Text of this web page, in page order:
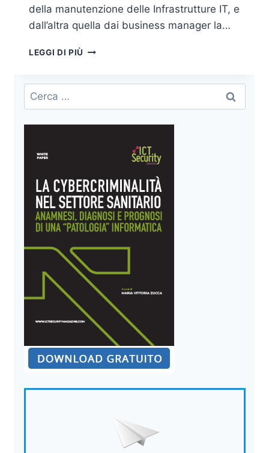
della manutenzione delle Infrastrutture IT, e
dall’altra quella dai business manager la…
LEGGI DI PIÙ BUSINESS
NUOVA
DEL
MONITORAGGIO
Ricerca
per: